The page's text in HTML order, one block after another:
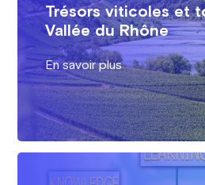
Trésors viticoles et
Vallée du Rhône
En savoir plus